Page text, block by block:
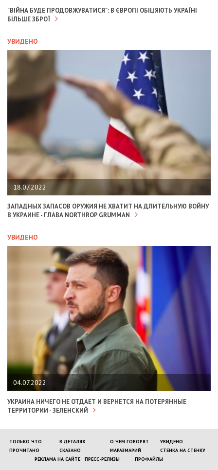
"ВІЙНА БУДЕ ПРОДОВЖУВАТИСЯ": В ЄВРОПІ ОБІЦЯЮТЬ УКРАЇНІ
БІЛЬШЕ ЗБРОЇ
УВИДЕНО
18.07.2022
ЗАПАДНЫХ ЗАПАСОВ ОРУЖИЯ НЕ ХВАТИТ НА ДЛИТЕЛЬНУЮ ВОЙНУ
В УКРАИНЕ - ГЛАВА NORTHROP GRUMMAN
УВИДЕНО
04.07.2022
УКРАИНА НИЧЕГО НЕ ОТДАЕТ И ВЕРНЕТСЯ НА ПОТЕРЯННЫЕ
ТЕРРИТОРИИ - ЗЕЛЕНСКИЙ
ТОЛЬКО ЧТО В ДЕТАЛЯХ О ЧЕМ ГОВОРЯТ
УВИДЕНО
ПРОЧИТАНО
СКАЗАНО МАРАЗМАРИЙ
СТЕНКА НА СТЕНКУ
РЕКЛАМА НА САЙТЕ
ПРЕСС-РЕЛИЗЫ ПРОФАЙЛЫ